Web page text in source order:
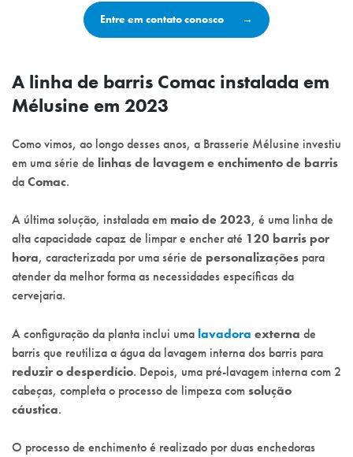
Entre em contato conosco
A linha de barris Comac instalada em
Mélusine em 2023
Como vimos, ao longo desses anos, a Brasserie Mélusine investiu
em uma série de linhas de lavagem e enchimento de barris
daComac.
A última solução, instalada em maio de 2023, é uma linha de
alta capacidade capaz de limpar e encher até 120 barris por
hora, caracterizada por uma série de personalizações para
atender da melhor forma as necessidades específicas da
cervejaria.
A configuração da planta inclui uma lavadora externa de
barris que reutiliza a água da lavagem interna dos barris para
reduzir o desperdício. Depois, uma pré-lavagem interna com 2
cabeças, completa o processo de limpeza comsolução
cáustica.
O processo de enchimento é realizado por duas enchedoras